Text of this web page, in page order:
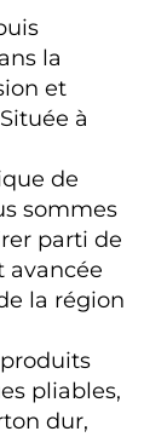
la
et
à
de
sommes
parti de
avancée
la région
pliables,
dur,